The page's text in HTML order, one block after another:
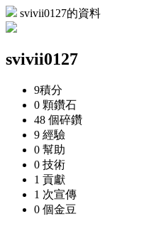
svivii0127的資料
svivii0127
9積分
0 顆鑽石
48 個碎鑽
9 經驗
0 幫助
0 技術
1 貢獻
1 次宣傳
0 個金豆